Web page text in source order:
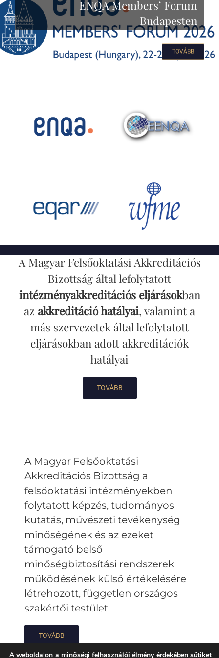
ENQA Members’ Forum
Budapesten
TOVÁBB
A Magyar Felsőoktatási Akkreditációs
Bizottság által lefolytatott
intézményakkreditációs eljárásokban
az akkreditáció hatályai, valamint a
más szervezetek által lefolytatott
eljárásokban adott akkreditációk
hatályai
TOVÁBB
A Magyar Felsőoktatási
Akkreditációs Bizottság a
felsőoktatási intézményekben
folytatott képzés, tudományos
kutatás, művészeti tevékenység
minőségének és az ezeket
támogató belső
minőségbiztosítási rendszerek
működésének külső értékelésére
létrehozott, független országos
szakértői testület.
TOVÁBB
A weboldalon a minőségi felhasználói élmény érdekében sütiket